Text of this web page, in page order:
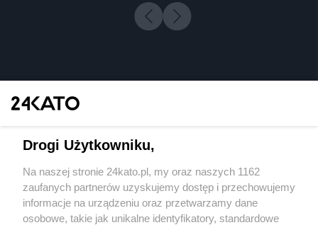
Wydawca mediów lokalnych
Drogi Użytkowniku,
Na naszej stronie 24kato.pl, my oraz naszych 1162
zaufanych partnerów uzyskujemy dostęp i przechowujemy
informacje na urządzeniu oraz przetwarzamy dane
osobowe, takie jak unikalne identyfikatory, standardowe